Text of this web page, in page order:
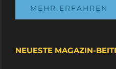
MEHR ERFAHREN
NEUESTE MAGAZIN-